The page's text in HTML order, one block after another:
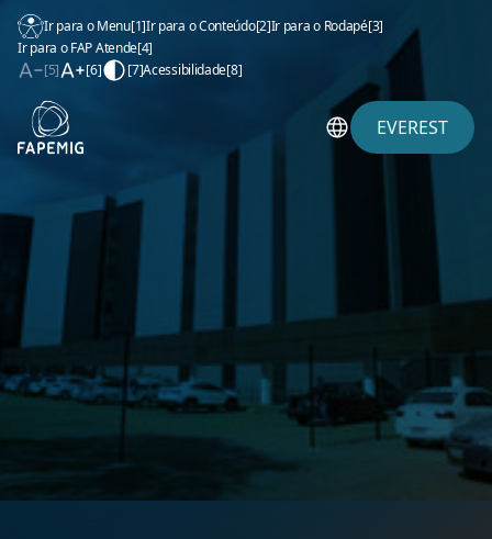
Ir para o Menu[1]Ir para o Conteúdo[2]Ir para o Rodapé[3]
Ir para o FAP Atende[4]
[5]
[6] [7]Acessibilidade[8]
EVEREST